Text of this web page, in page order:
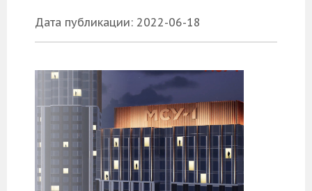
Дата публикации: 2022-06-18